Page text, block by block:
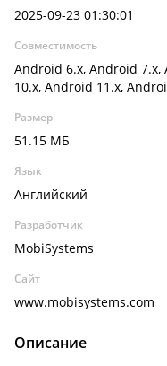
2025-09-23 01:30:01
Совместимость
Android 6.x, Android
10.x, Android 11.x,
Размер
51.15 МБ
Язык
Английский
Разработчик
MobiSystems
Сайт
www.mobisystems.com
Описание